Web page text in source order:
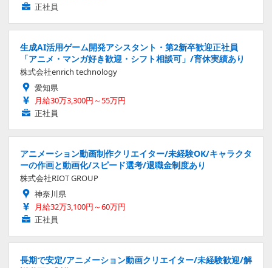
正社員
生成AI活用ゲーム開発アシスタント・第2新卒歓迎正社員
「アニメ・マンガ好き歓迎・シフト相談可」/育休実績あり
株式会社enrich technology
愛知県
月給30万3,300円～55万円
正社員
アニメーション動画制作クリエイター/未経験OK/キャラクタ
ーの作画と動画化/スピード選考/退職金制度あり
株式会社RIOT GROUP
神奈川県
月給32万3,100円～60万円
正社員
長期で安定/アニメーション動画クリエイター/未経験歓迎/解